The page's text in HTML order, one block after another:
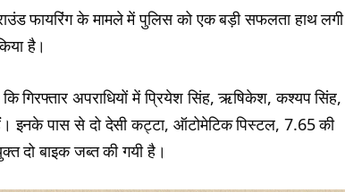
फायरिंग के मामले में पुलिस को एक बड़ी सफलता हाथ लगी
है।
गिरफ्तार अपराधियों में प्रियेश सिंह, ऋषिकेश, कश्यप सिंह,
इनके पास से दो देसी कट्टा, ऑटोमेटिक पिस्टल, 7.65 की
दो बाइक जब्त की गयी है।